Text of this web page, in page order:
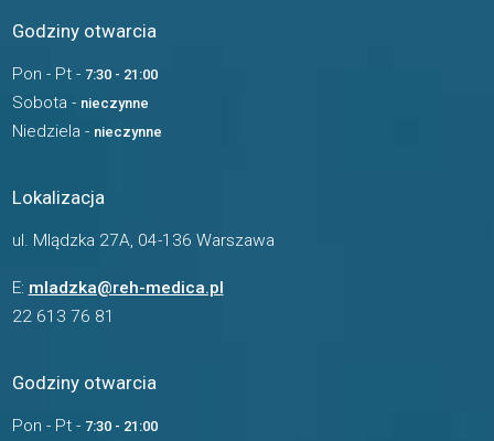
Godziny otwarcia
Pon - Pt - 7:30 - 21:00
Sobota - nieczynne
Niedziela - nieczynne
Lokalizacja
ul. Mlądzka 27A, 04-136 Warszawa
E: mladzka@reh-medica.pl
22 613 76 81
Godziny otwarcia
Pon - Pt - 7:30 - 21:00